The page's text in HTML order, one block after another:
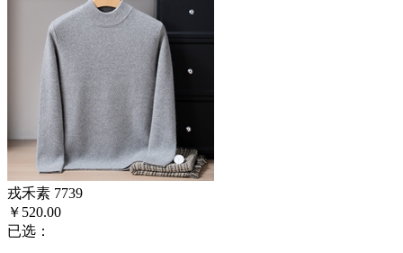
戎禾素 7739
￥520.00
已选：